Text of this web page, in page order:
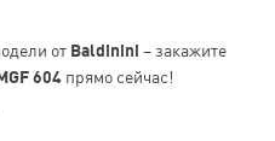
от Baldinini – закажите
604прямо сейчас!